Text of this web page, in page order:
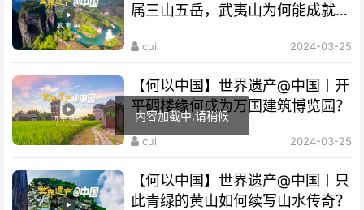
属三山五岳，武夷山为何能成就
cui 2024-03-25
【何以中国】世界遗产@中国丨开
平碉楼缘何成为万国建筑博览园？
cui 2024-03-25
【何以中国】世界遗产@中国丨只
此青绿的黄山如何续写山水传奇？
内容加截中,请稍候